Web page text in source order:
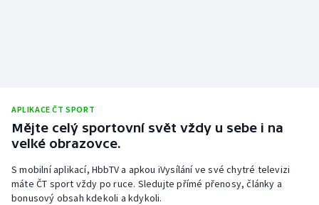
APLIKACE ČT SPORT
Mějte celý sportovní svět vždy u sebe i na
velké obrazovce.
S mobilní aplikací, HbbTV a apkou iVysílání ve své chytré televizi
máte ČT sport vždy po ruce. Sledujte přímé přenosy, články a
bonusový obsah kdekoli a kdykoli.